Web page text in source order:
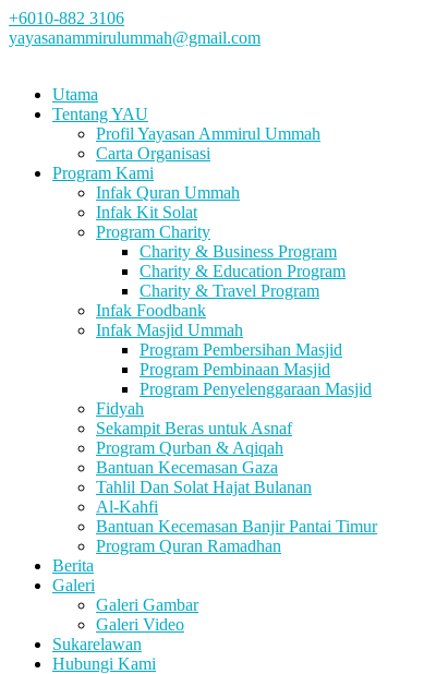
+6010-882 3106
yayasanammirulummah@gmail.com
Utama
Tentang YAU
Profil Yayasan Ammirul Ummah
Carta Organisasi
Program Kami
Infak Quran Ummah
Infak Kit Solat
Program Charity
Charity & Business Program
Charity & Education Program
Charity & Travel Program
Infak Foodbank
Infak Masjid Ummah
Program Pembersihan Masjid
Program Pembinaan Masjid
Program Penyelenggaraan Masjid
Fidyah
Sekampit Beras untuk Asnaf
Program Qurban & Aqiqah
Bantuan Kecemasan Gaza
Tahlil Dan Solat Hajat Bulanan
Al-Kahfi
Bantuan Kecemasan Banjir Pantai Timur
Program Quran Ramadhan
Berita
Galeri
Galeri Gambar
Galeri Video
Sukarelawan
Hubungi Kami